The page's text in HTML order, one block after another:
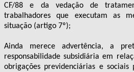
CF/88 e da vedação de
trabalhadores que executam as
situação (artigo 7º);
Ainda merece advertência, a
responsabilidade subsidiária em
obrigações previdenciárias e